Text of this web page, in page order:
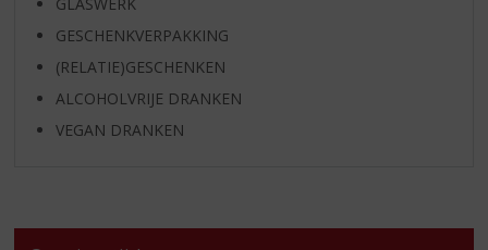
GLASWERK
GESCHENKVERPAKKING
(RELATIE)GESCHENKEN
ALCOHOLVRIJE DRANKEN
VEGAN DRANKEN